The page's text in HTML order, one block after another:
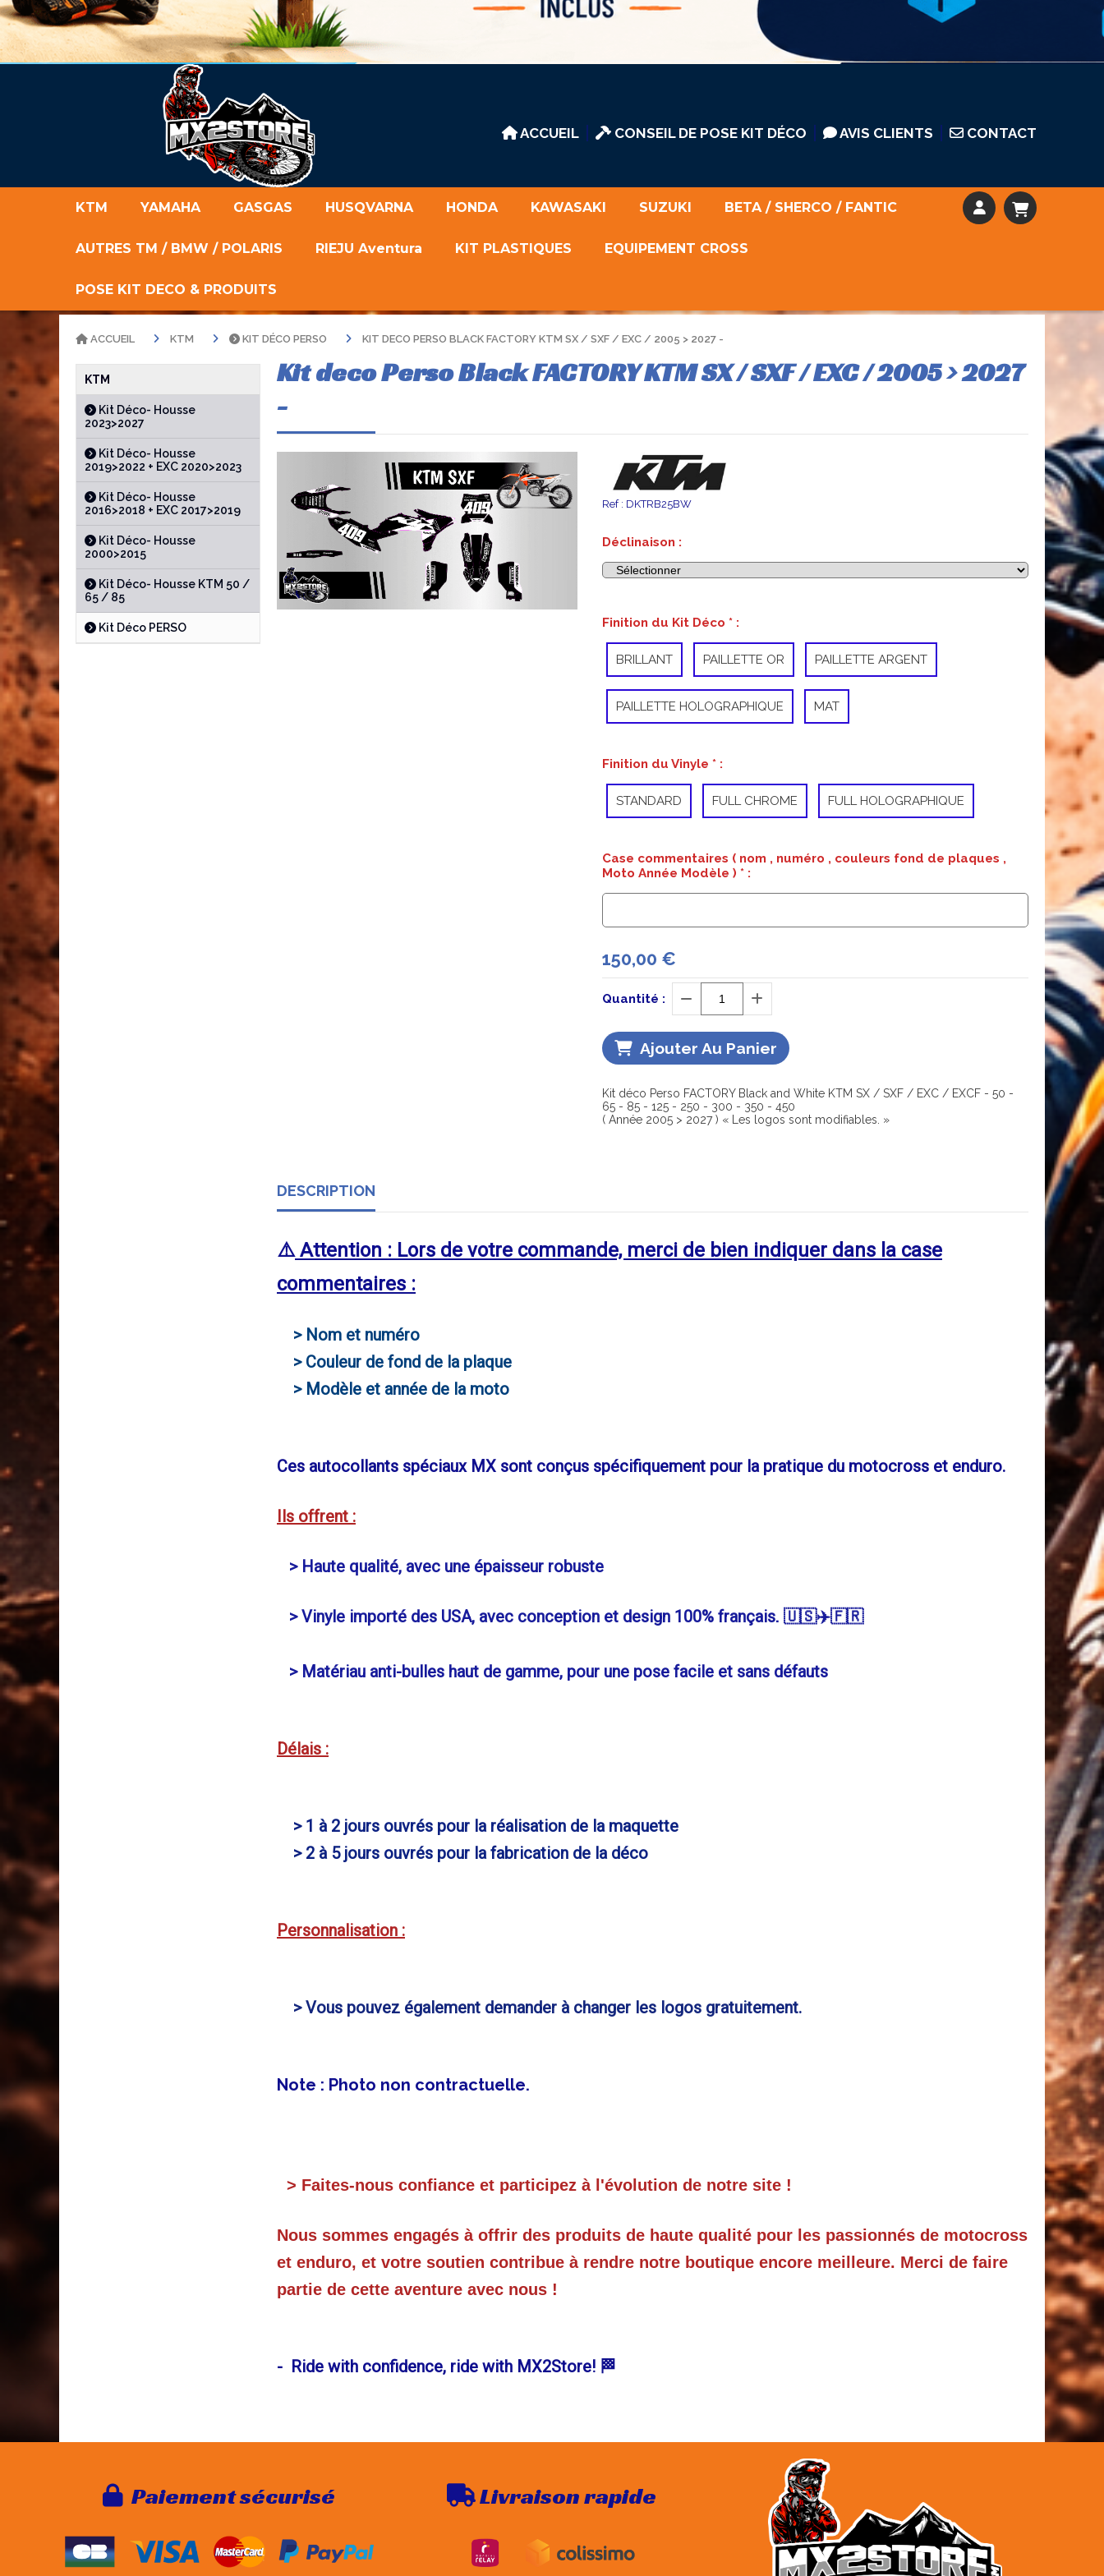
ACCUEIL CONSEIL DE POSE KIT DÉCO AVIS CLIENTS CONTACT
KTM YAMAHA GASGAS HUSQVARNA HONDA KAWASAKI SUZUKI BETA / SHERCO / FANTIC
AUTRES TM / BMW / POLARIS RIEJU Aventura KIT PLASTIQUES EQUIPEMENT CROSS
POSE KIT DECO & PRODUITS
KTM
Kit Déco- Housse
2023>2027
Kit Déco- Housse
2019>2022 + EXC 2020>2023
Kit Déco- Housse
2016>2018 + EXC 2017>2019
Kit Déco- Housse
2000>2015
Kit Déco- Housse KTM 50 /
65 / 85
Kit Déco PERSO
ACCUEIL KTM KIT DÉCO PERSO KIT DECO PERSO BLACK FACTORY KTM SX / SXF / EXC / 2005 > 2027 -
Kit deco Perso Black FACTORY KTM SX / SXF / EXC / 2005 > 2027
-
Ref : DKTRB25BW
Déclinaison :
Finition du Kit Déco * :
BRILLANT PAILLETTE OR PAILLETTE ARGENT
PAILLETTE HOLOGRAPHIQUE MAT
Finition du Vinyle * :
STANDARD FULL CHROME FULL HOLOGRAPHIQUE
Case commentaires ( nom , numéro , couleurs fond de plaques ,
Moto Année Modèle ) * :
150,00 €
Quantité :
Ajouter Au Panier
Kit déco Perso FACTORY Black and White KTM SX / SXF / EXC / EXCF - 50 -
65 - 85 - 125 - 250 - 300 - 350 - 450
( Année 2005 > 2027 ) « Les logos sont modifiables. »
DESCRIPTION
⚠️Attention : Lors de votre commande, merci de bien indiquer dans la case
commentaires :
> Nom et numéro
> Couleur de fond de la plaque
> Modèle et année de la moto
Ces autocollants spéciaux MX sont conçus spécifiquement pour la pratique du motocross et enduro.
Ils offrent :
> Haute qualité, avec une épaisseur robuste
> Vinyle importé des USA, avec conception et design 100% français. 🇺🇸✈️🇫🇷
> Matériau anti-bulles haut de gamme, pour une pose facile et sans défauts
Délais :
> 1 à 2 jours ouvrés pour la réalisation de la maquette
> 2 à 5 jours ouvrés pour la fabrication de la déco
Personnalisation :
> Vous pouvez également demander à changer les logos gratuitement.
Note : Photo non contractuelle.
> Faites-nous confiance et participez à l'évolution de notre site !
Nous sommes engagés à offrir des produits de haute qualité pour les passionnés de motocross
et enduro, et votre soutien contribue à rendre notre boutique encore meilleure. Merci de faire
partie de cette aventure avec nous !
- Ride with confidence, ride with MX2Store! 🏁
 Paiement sécurisé Livraison rapide